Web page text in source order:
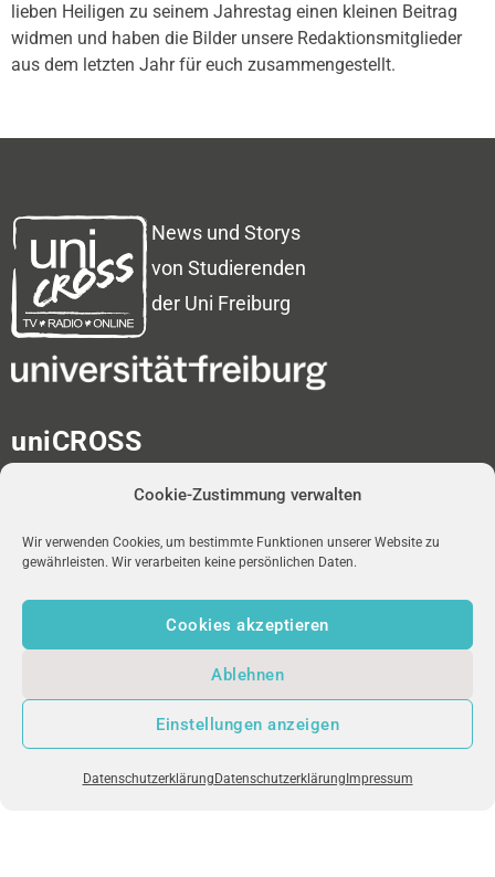
Cookie-Zustimmung verwalten
Wir verwenden Cookies, um bestimmte Funktionen unserer Website zu
gewährleisten. Wir verarbeiten keine persönlichen Daten.
Cookies akzeptieren
Ablehnen
Einstellungen anzeigen
Datenschutzerklärung Datenschutzerklärung Impressum
lieben Heiligen zu seinem Jahrestag einen kleinen Beitrag
widmen und haben die Bilder unsere Redaktionsmitglieder
aus dem letzten Jahr für euch zusammengestellt.
News und Storys
von Studierenden
der Uni Freiburg
uniCROSS
Albert-Ludwigs-Universität
UniversitätsbibliothekMedienzentrum
Platz der Universität 2
redaktion-unicross[at]ub.uni-freiburg.de